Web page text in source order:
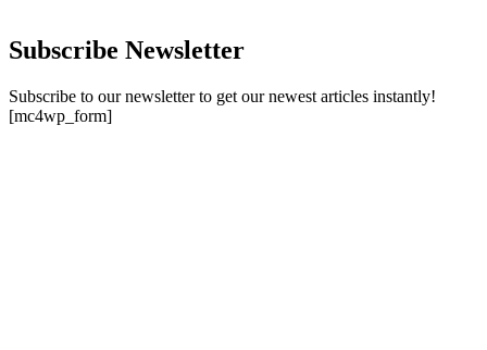
Subscribe Newsletter
Subscribe to our newsletter to get our newest articles instantly!
[mc4wp_form]